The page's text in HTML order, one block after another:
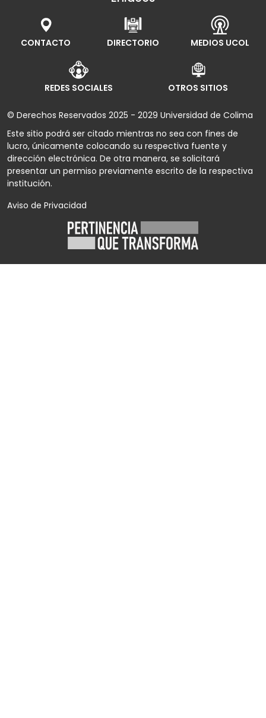
CONTACTO DIRECTORIO MEDIOS UCOL
REDES SOCIALES OTROS SITIOS
© Derechos Reservados 2025 - 2029 Universidad de Colima
Este sitio podrá ser citado mientras no sea con fines de
lucro, únicamente colocando su respectiva fuente y
dirección electrónica. De otra manera, se solicitará
presentar un permiso previamente escrito de la respectiva
institución.
Aviso de Privacidad